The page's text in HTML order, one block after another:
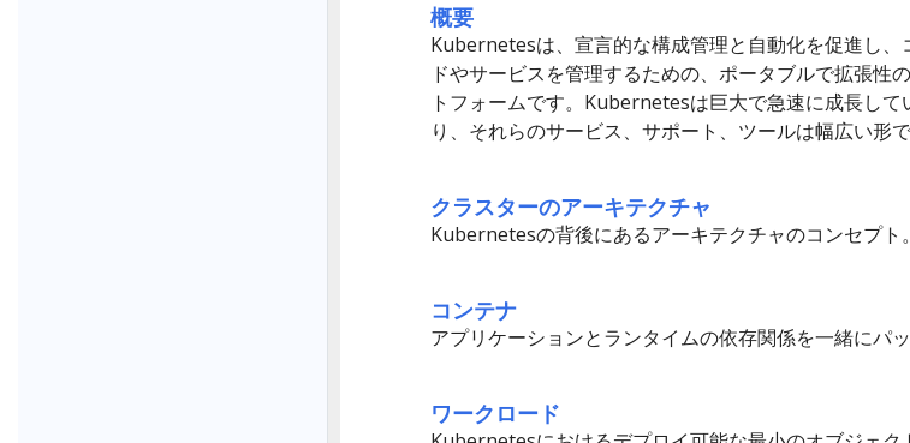
概要
Kubernetesは、宣言的な構成管理と自動化を促進し、
ドやサービスを管理するための、ポータブルで拡張性
トフォームです。Kubernetesは巨大で急速に成長し
り、それらのサービス、サポート、ツールは幅広い形で
クラスターのアーキテクチャ
Kubernetesの背後にあるアーキテクチャのコンセプト。
コンテナ
アプリケーションとランタイムの依存関係を一緒にパ
ワークロード